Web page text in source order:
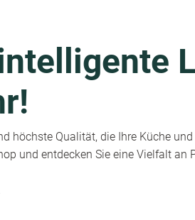
höchste Qualität, die Ihre Küche
und entdecken Sie eine Vielfalt